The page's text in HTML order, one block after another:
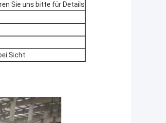
Sie uns bitte für Details
Sicht